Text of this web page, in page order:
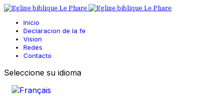
Inicio
Declaracion de la fe
Vision
Redes
Contacto
Seleccione su idioma